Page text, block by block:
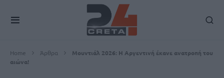
Home Άρθρα
Μουντιάλ 2026: Η Αργεντινή έκανε ανατροπή του
αιώνα!